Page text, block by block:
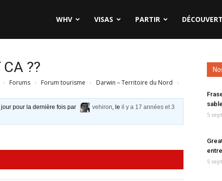
WHV VISAS PARTIR
??
› Forums › Forum tourisme › Darwin – Territoire du Nord ›
pour la dernière fois par vehiron, leil y a 17 années et 3
5
5